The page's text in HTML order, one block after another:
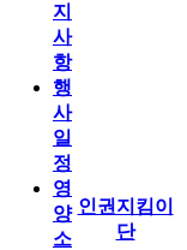
지
사
항
행
사
일
정
영
양
소
인권지킴이
단